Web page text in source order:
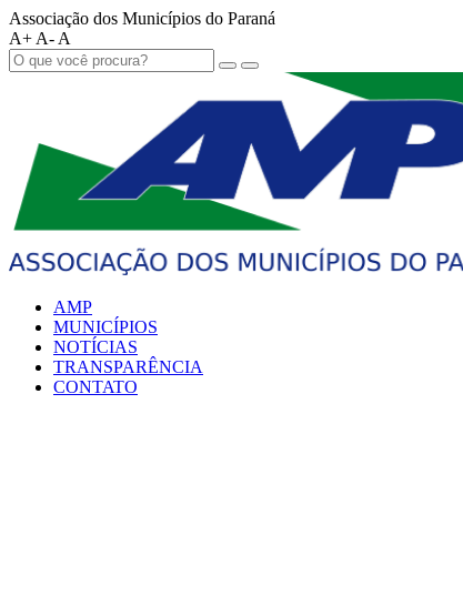
Associação dos Municípios do Paraná
A+ A- A
AMP
MUNICÍPIOS
NOTÍCIAS
TRANSPARÊNCIA
CONTATO